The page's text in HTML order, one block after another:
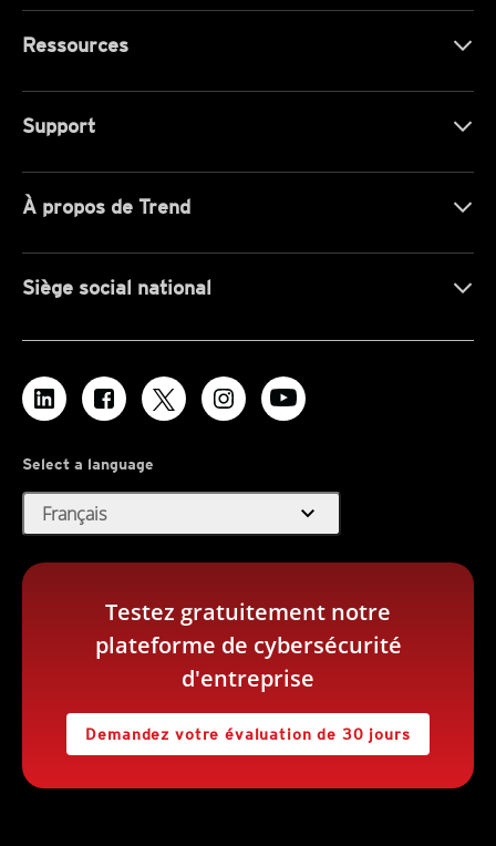
Ressources
Support
À propos de Trend
Siège social national
Select a language
Français expand_more
Testez gratuitement notre
plateforme de cybersécurité
d'entreprise
Demandez votre évaluation de 30 jours